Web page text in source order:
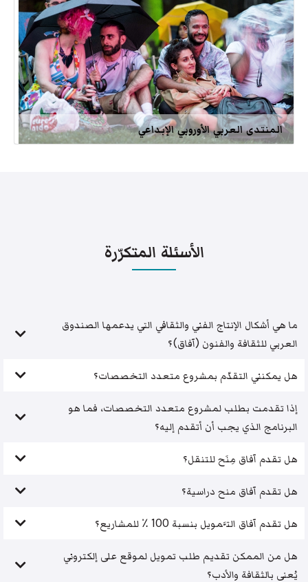
المنتدى العربي الأوروبي الإبداعي
الأسئلة المتكرّرة
ما هي أشكال الإنتاج الفني والثقافي التي يدعمها الصندوق
العربي للثقافة والفنون (آفاق)؟
هل يمكنني التقدّم بمشروع متعدد التخصصات؟
إذا تقدمت بطلب لمشروع متعدد التخصصات، فما هو
البرنامج الذي يجب أن أتقدم إليه؟
هل تقدم آفاق مِنَح للتنقل؟
هل تقدم آفاق منح دراسية؟
هل تقدم آفاق التَّمويل بنسبة 100 ٪ للمشاريع؟
هل من الممكن تقديم طلب تمويل لموقع على إلكتروني
يُعنى بالثقافة والأدب؟